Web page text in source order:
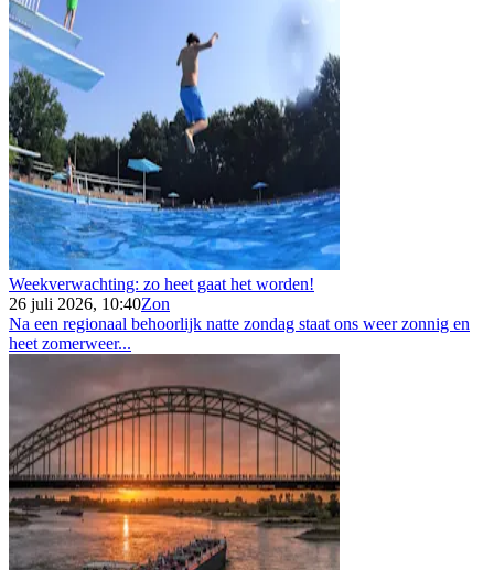
Weekverwachting: zo heet gaat het worden!
26 juli 2026, 10:40Zon
Na een regionaal behoorlijk natte zondag staat ons weer zonnig en
heet zomerweer...